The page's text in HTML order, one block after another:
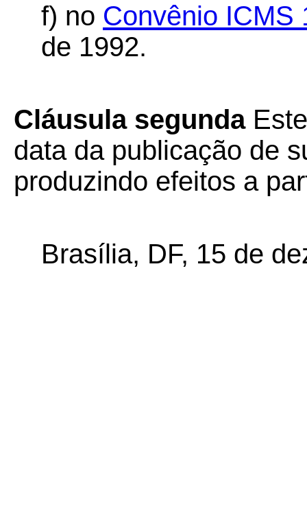
f) no Convênio ICMS
de 1992.
Cláusula segunda
data da publicação de
produzindo efeitos a
Brasília, DF, 15 de